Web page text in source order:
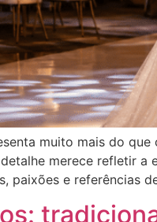
muito mais do
merece refletir a
paixões e referências